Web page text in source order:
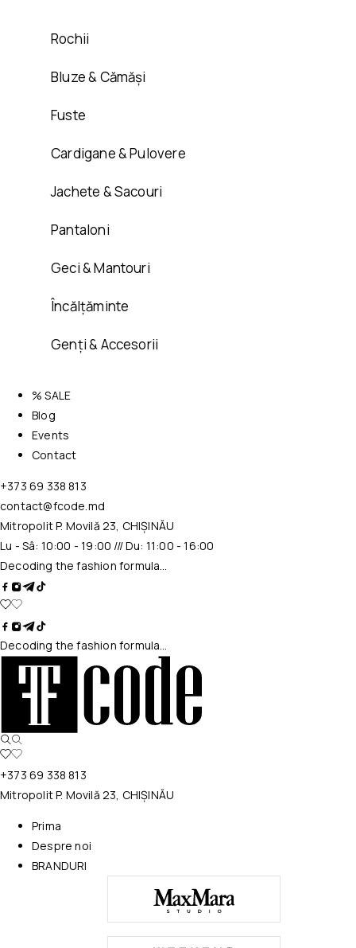
Rochii
Bluze & Cămăși
Fuste
Cardigane & Pulovere
Jachete & Sacouri
Pantaloni
Geci & Mantouri
Încălțăminte
Genți & Accesorii
% SALE
Blog
Events
Contact
+373 69 338 813
contact@fcode.md
Mitropolit P. Movilă 23, CHIȘINĂU
Lu - Sâ: 10:00 - 19:00 /// Du: 11:00 - 16:00
Decoding the fashion formula…
Decoding the fashion formula…
+373 69 338 813
Mitropolit P. Movilă 23, CHIȘINĂU
Prima
Despre noi
BRANDURI